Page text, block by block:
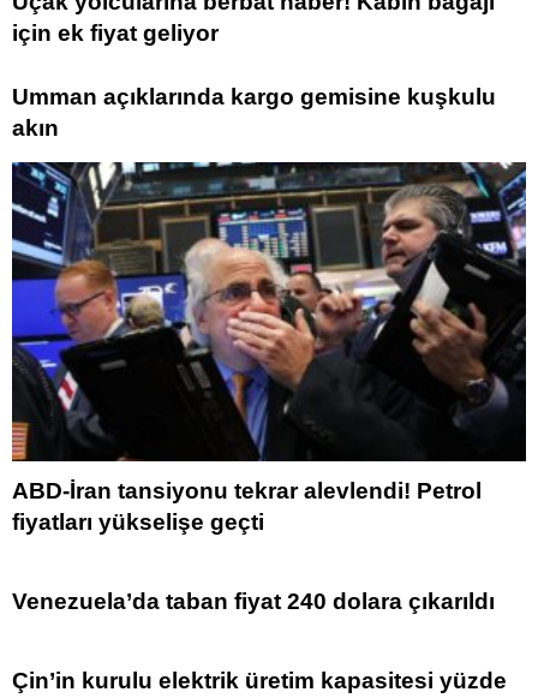
için ek fiyat geliyor
Umman açıklarında kargo gemisine kuşkulu
akın
ABD-İran tansiyonu tekrar alevlendi! Petrol
fiyatları yükselişe geçti
Venezuela’da taban fiyat 240 dolara çıkarıldı
Çin’in kurulu elektrik üretim kapasitesi yüzde